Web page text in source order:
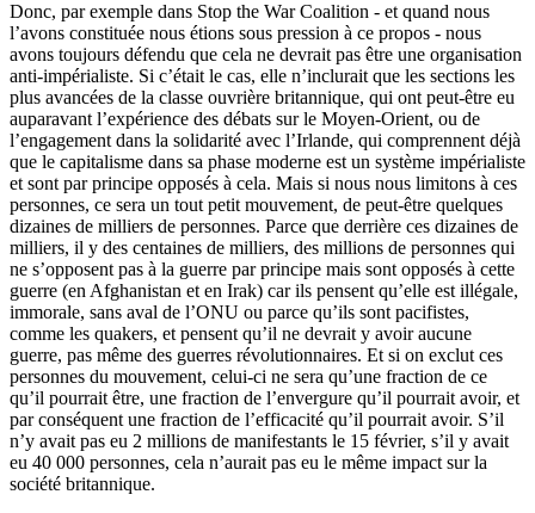
Donc, par exemple dans Stop the War Coalition - et quand nous
l’avons constituée nous étions sous pression à ce propos - nous
avons toujours défendu que cela ne devrait pas être une organisation
anti-impérialiste. Si c’était le cas, elle n’inclurait que les sections les
plus avancées de la classe ouvrière britannique, qui ont peut-être eu
auparavant l’expérience des débats sur le Moyen-Orient, ou de
l’engagement dans la solidarité avec l’Irlande, qui comprennent déjà
que le capitalisme dans sa phase moderne est un système impérialiste
et sont par principe opposés à cela. Mais si nous nous limitons à ces
personnes, ce sera un tout petit mouvement, de peut-être quelques
dizaines de milliers de personnes. Parce que derrière ces dizaines de
milliers, il y des centaines de milliers, des millions de personnes qui
ne s’opposent pas à la guerre par principe mais sont opposés à cette
guerre (en Afghanistan et en Irak) car ils pensent qu’elle est illégale,
immorale, sans aval de l’ONU ou parce qu’ils sont pacifistes,
comme les quakers, et pensent qu’il ne devrait y avoir aucune
guerre, pas même des guerres révolutionnaires. Et si on exclut ces
personnes du mouvement, celui-ci ne sera qu’une fraction de ce
qu’il pourrait être, une fraction de l’envergure qu’il pourrait avoir, et
par conséquent une fraction de l’efficacité qu’il pourrait avoir. S’il
n’y avait pas eu 2 millions de manifestants le 15 février, s’il y avait
eu 40 000 personnes, cela n’aurait pas eu le même impact sur la
société britannique.